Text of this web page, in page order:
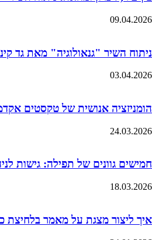
09.04.2026
ניתוח השיר "גנאולוגיה" מאת גד
03.04.2026
הומניזציה אנושית של טקסטים
24.03.2026
חמישים גוונים של תפילה: גישות
18.03.2026
איך ליצור מצגת על מאמר בלחיצת